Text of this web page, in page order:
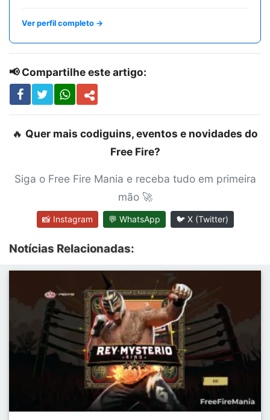
Ver perfil completo →
📢 Compartilhe este artigo:
🔥 Quer mais codiguins, eventos e novidades do
Free Fire?
Siga o Free Fire Mania e receba tudo em primeira
mão 🚀
📸 Instagram 💬 WhatsApp 🐦 X (Twitter)
Notícias Relacionadas: